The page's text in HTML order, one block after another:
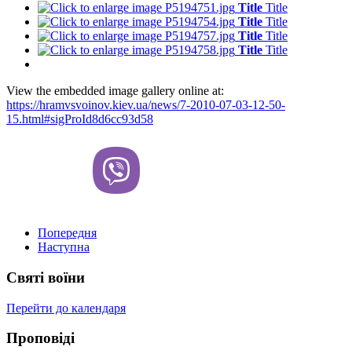
Title Title
Title Title
Title Title
Title Title
View the embedded image gallery online at:
https://hramvsvoinov.kiev.ua/news/7-2010-07-03-12-50-
15.html#sigProId8d6cc93d58
Попередня
Наступна
Святі воїни
Перейти до календаря
Проповіді